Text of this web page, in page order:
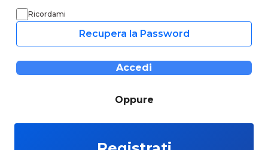
Ricordami
Recupera la Password
Accedi
Oppure